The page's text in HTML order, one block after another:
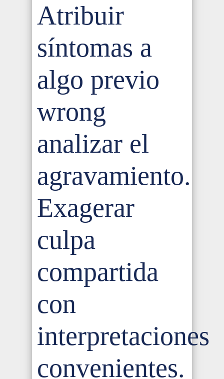
Atribuir
síntomas a
algo previo
wrong
analizar el
agravamiento.
Exagerar
culpa
compartida
con
interpretaciones
convenientes.